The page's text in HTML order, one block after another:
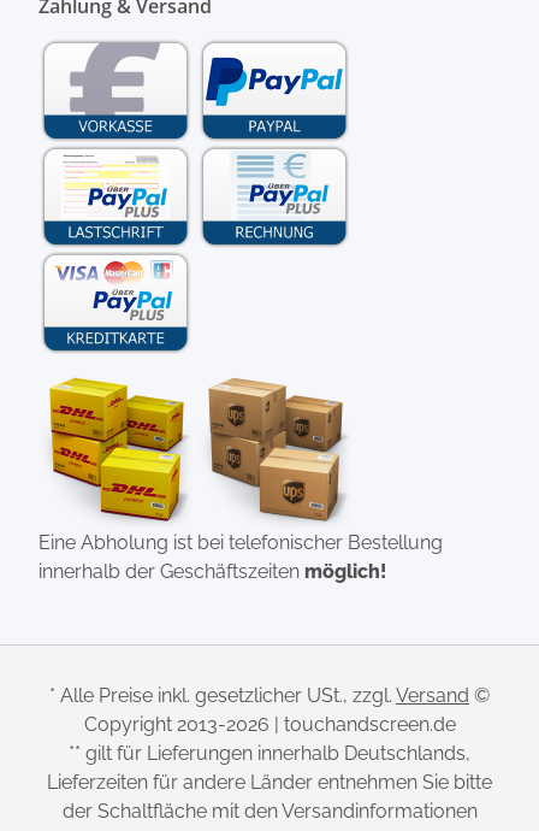
Zahlung & Versand
Eine Abholung ist bei telefonischer Bestellung
innerhalb der Geschäftszeiten möglich!
* Alle Preise inkl. gesetzlicher USt., zzgl. Versand ©
Copyright 2013-2026 | touchandscreen.de
** gilt für Lieferungen innerhalb Deutschlands,
Lieferzeiten für andere Länder entnehmen Sie bitte
der Schaltfläche mit den Versandinformationen